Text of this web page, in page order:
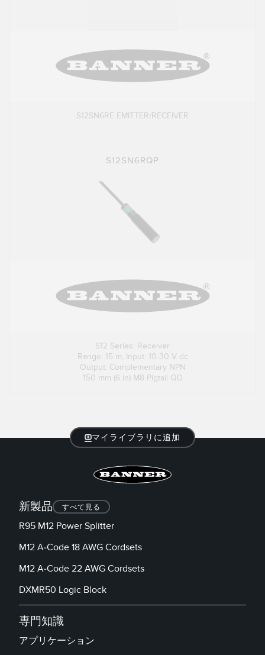
S12SN6RE EMITTER/RECEIVER
S12SN6RQP
S12 Series: Receiver
Range: 15 m; Input: 10-30 V dc
Output: Complementary NPN
150 mm (6 in) M8 Pigtail QD
マイライブラリに追加
新製品 すべて見る
R95 M12 Power Splitter
M12 A-Code 18 AWG Cordsets
M12 A-Code 22 AWG Cordsets
DXMR50 Logic Block
専門知識
アプリケーション